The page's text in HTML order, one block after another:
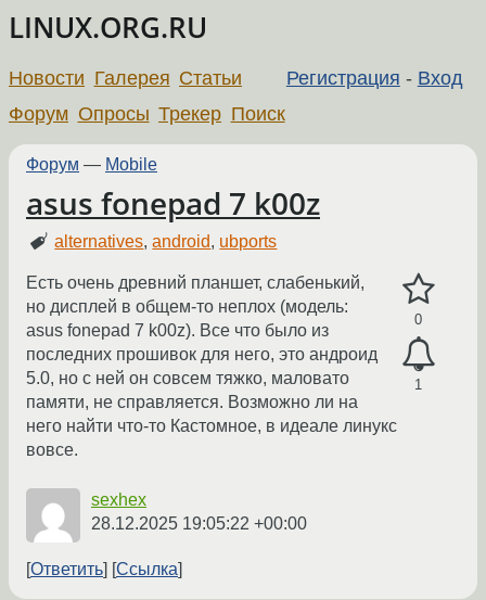
LINUX.ORG.RU
Регистрация - Вход
Новости Галерея Статьи
Форум Опросы Трекер Поиск
Форум — Mobile
asus fonepad 7 k00z
alternatives,android, ubports
0
1
Есть очень древний планшет, слабенький,
но дисплей в общем-то неплох (модель:
asus fonepad 7 k00z). Все что было из
последних прошивок для него, это андроид
5.0, но с ней он совсем тяжко, маловато
памяти, не справляется. Возможно ли на
него найти что-то Кастомное, в идеале линукс
вовсе.
sexhex
28.12.2025 19:05:22 +00:00
Ответить Ссылка